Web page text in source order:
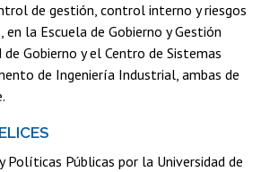
de gestión, control interno y riesgos
la Escuela de Gobierno y Gestión
Gobierno y el Centro de Sistemas
de Ingeniería Industrial, ambas de
Políticas Públicas por la Universidad de